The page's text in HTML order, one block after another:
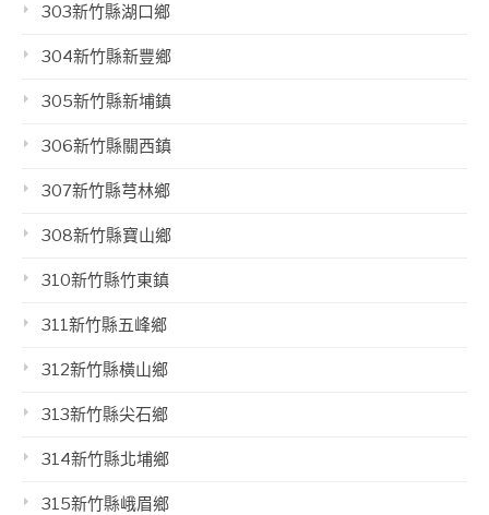
303新竹縣湖口鄉
304新竹縣新豐鄉
305新竹縣新埔鎮
306新竹縣關西鎮
307新竹縣芎林鄉
308新竹縣寶山鄉
310新竹縣竹東鎮
311新竹縣五峰鄉
312新竹縣橫山鄉
313新竹縣尖石鄉
314新竹縣北埔鄉
315新竹縣峨眉鄉